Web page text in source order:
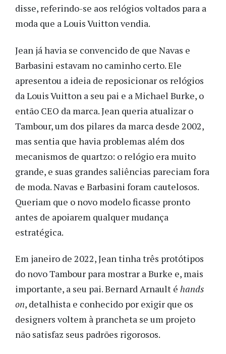
disse, referindo-se aos relógios voltados para a
moda que a Louis Vuitton vendia.
Jean já havia se convencido de que Navas e
Barbasini estavam no caminho certo. Ele
apresentou a ideia de reposicionar os relógios
da Louis Vuitton a seu pai e a Michael Burke, o
então CEO da marca. Jean queria atualizar o
Tambour, um dos pilares da marca desde 2002,
mas sentia que havia problemas além dos
mecanismos de quartzo: o relógio era muito
grande, e suas grandes saliências pareciam fora
de moda. Navas e Barbasini foram cautelosos.
Queriam que o novo modelo ficasse pronto
antes de apoiarem qualquer mudança
estratégica.
Em janeiro de 2022, Jean tinha três protótipos
do novo Tambour para mostrar a Burke e, mais
importante, a seu pai. Bernard Arnault é hands
on, detalhista e conhecido por exigir que os
designers voltem à prancheta se um projeto
não satisfaz seus padrões rigorosos.